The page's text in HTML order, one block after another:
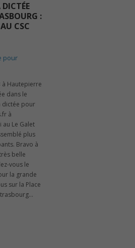
:
CSC
pour
à Hautepierre
dans le
dictée pour
à
Le Galet
plus
Bravo à
belle
vous le
la grande
sur la Place